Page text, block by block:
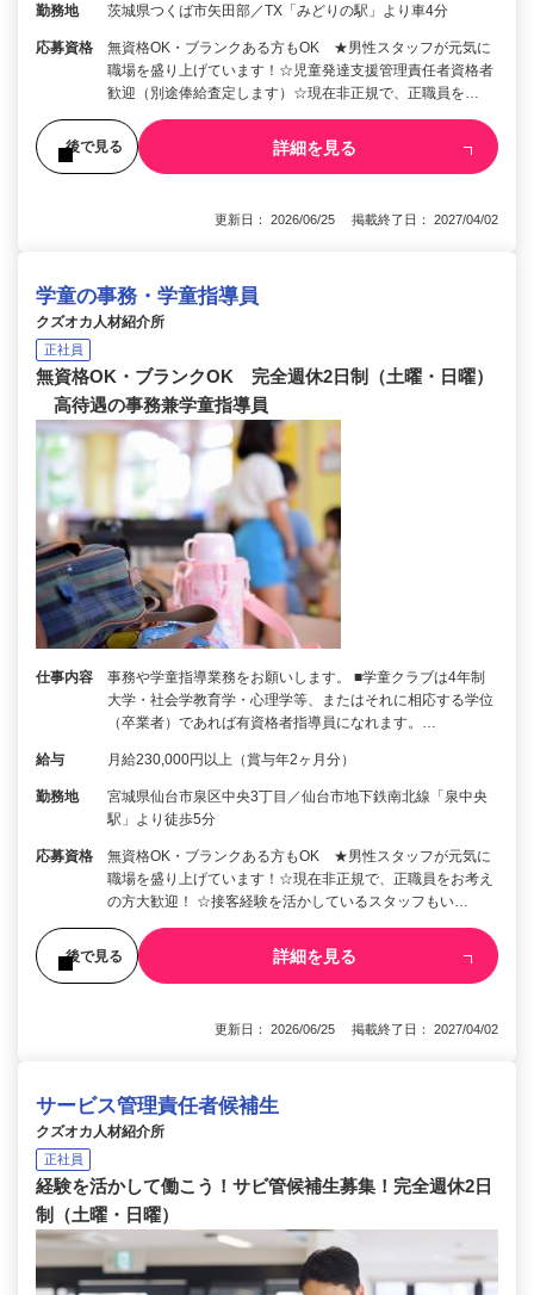
勤務地 茨城県つくば市矢田部／TX「みどりの駅」より車4分
応募資格
無資格OK・ブランクある方もOK ★男性スタッフが元気に
職場を盛り上げています！☆児童発達支援管理責任者資格者
歓迎（別途俸給査定します）☆現在非正規で、正職員を…
後で見る 詳細を見る
更新日： 2026/06/25 掲載終了日： 2027/04/02
学童の事務・学童指導員
クズオカ人材紹介所
正社員
無資格OK・ブランクOK 完全週休2日制（土曜・日曜）
高待遇の事務兼学童指導員
仕事内容
事務や学童指導業務をお願いします。 ■学童クラブは4年制
大学・社会学教育学・心理学等、またはそれに相応する学位
（卒業者）であれば有資格者指導員になれます。…
給与 月給230,000円以上（賞与年2ヶ月分）
勤務地
宮城県仙台市泉区中央3丁目／仙台市地下鉄南北線「泉中央
駅」より徒歩5分
応募資格
無資格OK・ブランクある方もOK ★男性スタッフが元気に
職場を盛り上げています！☆現在非正規で、正職員をお考え
の方大歓迎！ ☆接客経験を活かしているスタッフもい…
後で見る 詳細を見る
更新日： 2026/06/25 掲載終了日： 2027/04/02
サービス管理責任者候補生
クズオカ人材紹介所
正社員
経験を活かして働こう！サビ管候補生募集！完全週休2日
制（土曜・日曜）